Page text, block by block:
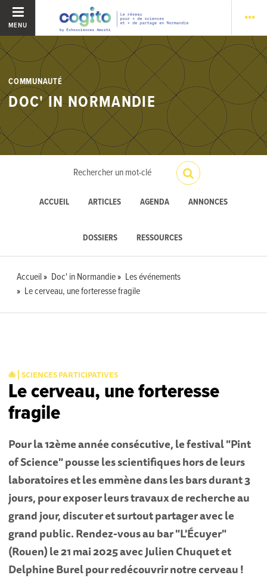
MENU
COMMUNAUTÉ
DOC' IN NORMANDIE
ACCUEIL ARTICLES AGENDA ANNONCES
DOSSIERS RESSOURCES
Accueil Doc' in Normandie
Les événements
Le cerveau, une forteresse fragile
🐙 ⎜SCIENCES PARTICIPATIVES
Le cerveau, une forteresse
fragile
Pour la 12ème année consécutive, le festival "Pint
of Science" pousse les scientifiques hors de leurs
laboratoires et les emmène dans les bars durant 3
jours, pour exposer leurs travaux de recherche au
grand jour, discuter et surtout partager avec le
grand public. Rendez-vous au bar "L'Écuyer"
(Rouen) le 21 mai 2025 avecJulien Chuquetet
Delphine Burel pour redécouvrir notre cerveau!